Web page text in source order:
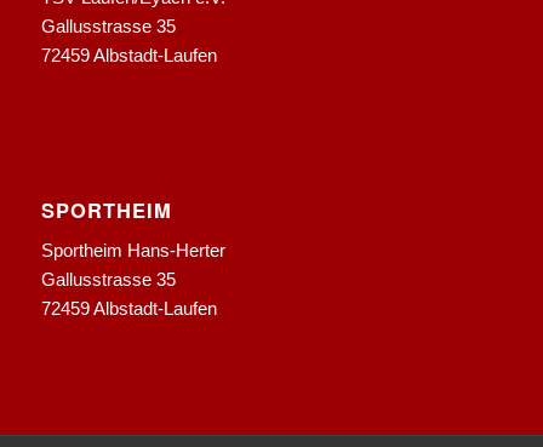
Gallusstrasse 35
72459 Albstadt-Laufen
SPORTHEIM
Sportheim Hans-Herter
Gallusstrasse 35
72459 Albstadt-Laufen